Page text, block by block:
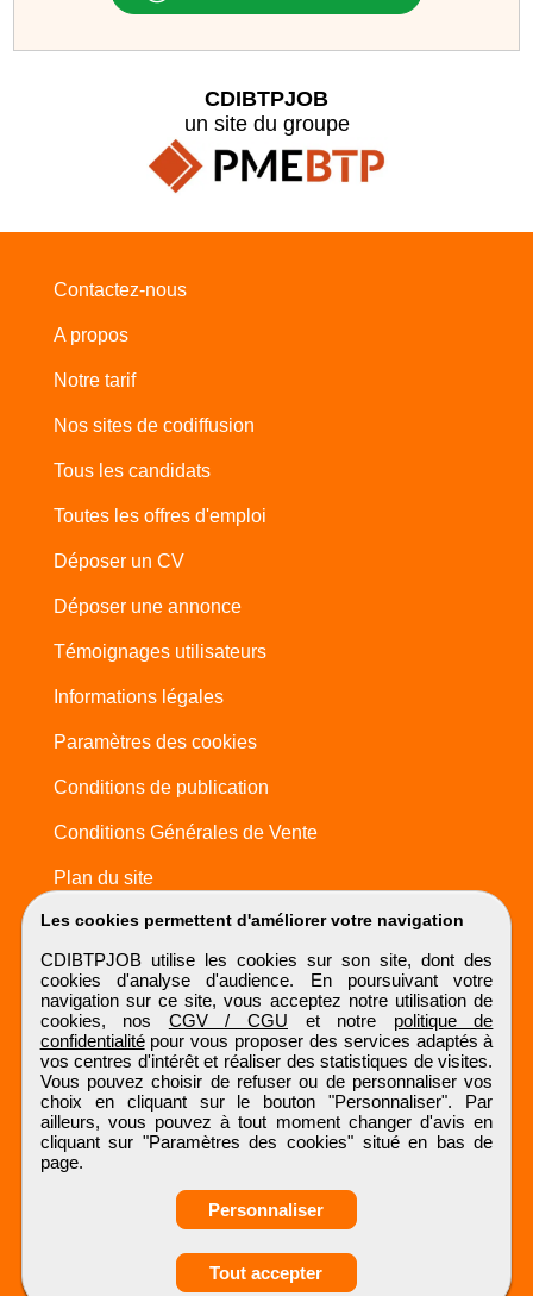
Obtenir ses
Les cookies permettent d'améliorer votre navigation
CDIBTPJOB utilise les cookies sur son site, dont des
cookies d'analyse d'audience. En poursuivant votre
navigation sur ce site, vous acceptez notre utilisation de
cookies, nos CGV / CGU et notre politique de
confidentialitépour vous proposer des services adaptés à
vos centres d'intérêt et réaliser des statistiques de visites.
Vous pouvez choisir de refuser ou de personnaliser vos
choix en cliquant sur le bouton "Personnaliser". Par
ailleurs, vous pouvez à tout moment changer d'avis en
cliquant sur "Paramètres des cookies" situé en bas de
page.
Personnaliser
Tout accepter
CDIBTPJOB
un site du groupe
Contactez-nous
A propos
Notre tarif
Nos sites de codiffusion
Tous les candidats
Toutes les offres d'emploi
Déposer un CV
Déposer une annonce
Témoignages utilisateurs
Informations légales
Paramètres des cookies
Conditions de publication
Conditions Générales de Vente
Plan du site